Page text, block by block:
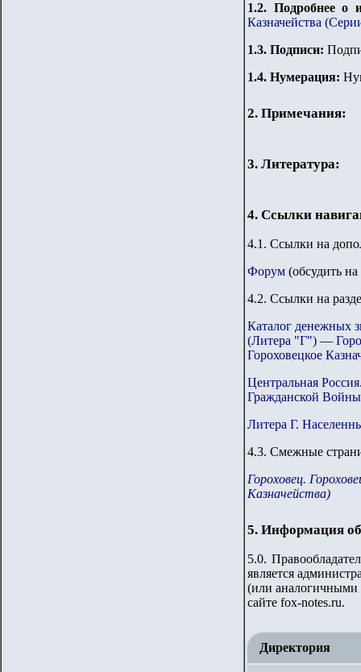
1.2. Подробнее о
Казначейства
1.3. Подписи:
1.4. Нумерация:
2. Примечания:
3. Литература:
4. Ссылки
4.1. Ссылки на
Форум (обсудить
4.2. Ссылки на
Каталог денежных
(Литера "Г") —
Гороховецкое
Центральная
Гражданской
Литера Г.
4.3. Смежные
Гороховец.
Казначейства)
5. Информация
5.0.
является
(или аналогичными
сайте fox-notes.ru.
Директория